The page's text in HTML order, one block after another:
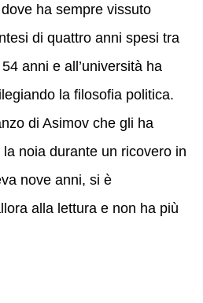
ha sempre vissuto
di quattro anni spesi tra
anni e all’università ha
la filosofia politica.
di Asimov che gli ha
noia durante un ricovero in
nove anni, si è
alla lettura e non ha più